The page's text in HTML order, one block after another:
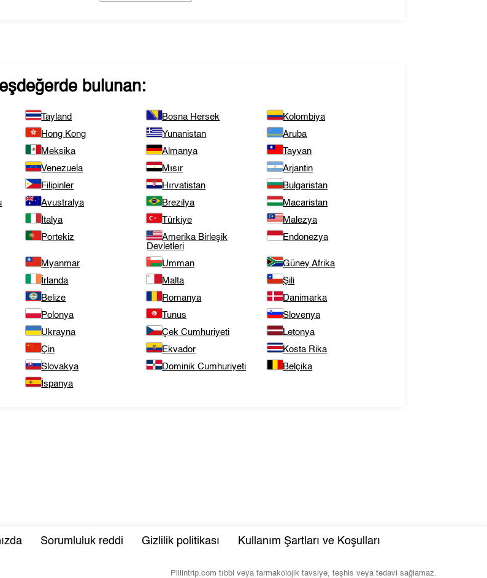
bulunan:
Tayland Bosna Hersek
Kolombiya
Hong Kong Yunanistan
Aruba
Meksika Almanya
Tayvan
Venezuela Mısır
Arjantin
Filipinler Hırvatistan
Bulgaristan
Avustralya Brezilya
Macaristan
İtalya Türkiye
Malezya
Portekiz
Amerika Birleşik
Devletleri
Endonezya
Myanmar Umman
Güney Afrika
İrlanda Malta
Şili
Belize Romanya
Danimarka
Polonya Tunus
Slovenya
Ukrayna Çek Cumhuriyeti
Letonya
Çin Ekvador
Kosta Rika
Slovakya Dominik Cumhuriyeti
Belçika
İspanya
Sorumluluk reddi Gizlilik politikası Kullanım Şartları ve Koşulları
Pillintrip.com tıbbi veya farmakolojik tavsiye, teşhis veya tedavi sağlamaz.